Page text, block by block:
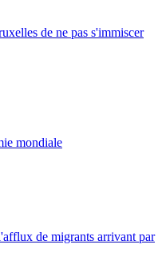
de ne pas s'immiscer
mondiale
de migrants arrivant par